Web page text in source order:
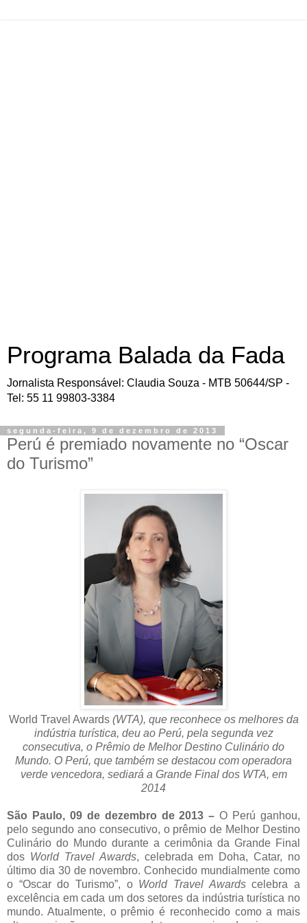
Programa Balada da Fada
Jornalista Responsável: Claudia Souza - MTB 50644/SP -
Tel: 55 11 99803-3384
segunda-feira, 9 de dezembro de 2013
Perú é premiado novamente no “Oscar
do Turismo”
World Travel Awards(WTA), que reconhece os melhores da
indústria turística, deu ao Perú, pela segunda vez
consecutiva, o Prêmio de Melhor Destino Culinário do
Mundo. O Perú, que também se destacou com operadora
verde vencedora, sediará a Grande Final dos WTA, em
2014
São Paulo, 09 de dezembro de 2013 – O Perú ganhou,
pelo segundo ano consecutivo, o prêmio de Melhor Destino
Culinário do Mundo durante a cerimônia da Grande Final
dos World Travel Awards, celebrada em Doha, Catar, no
último dia 30 de novembro. Conhecido mundialmente como
o “Oscar do Turismo”, o World Travel Awardscelebra a
excelência em cada um dos setores da indústria turística no
mundo. Atualmente, o prêmio é reconhecido como a mais